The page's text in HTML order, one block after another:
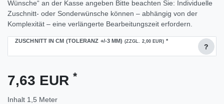
Wünsche“ an der Kasse angeben Bitte beachten Sie: Individuelle
Zuschnitt- oder Sonderwünsche können – abhängig von der
Komplexität – eine verlängerte Bearbeitungszeit erfordern.
ZUSCHNITT IN CM (TOLERANZ +/-3 MM) (ZZGL. 2,00 EUR) *
?
7,63 EUR *
Inhalt 1,5 Meter